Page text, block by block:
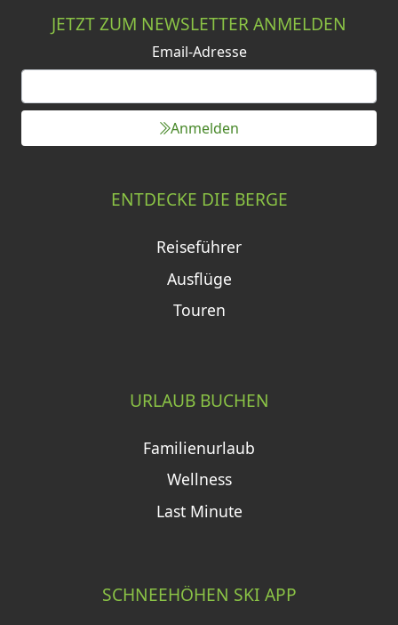
JETZT ZUM NEWSLETTER ANMELDEN
Email-Adresse
Anmelden
ENTDECKE DIE BERGE
Reiseführer
Ausflüge
Touren
URLAUB BUCHEN
Familienurlaub
Wellness
Last Minute
SCHNEEHÖHEN SKI APP